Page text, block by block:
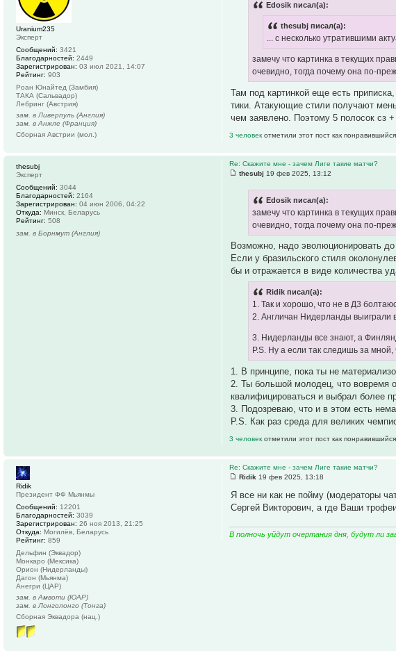
Edosik писал(а):
thesubj писал(а):
... с несколько утратившими
замечу что картинка в текущих
очевидно, тогда почему она по-
Там под картинкой еще есть
тики. Атакующие стили получают
чем заявлено. Поэтому 5 полосок сз +
3 человекотметили этот пост как понравившийся.
Uranium235
Эксперт
Сообщений: 3421
Благодарностей: 2449
Зарегистрирован: 03 июл 2021, 14:07
Рейтинг: 903
Роан Юнайтед (Замбия)
ТАКА (Сальвадор)
Лебринг (Австрия)
зам. в Ливерпуль (Англия)
зам. в Анжле (Франция)
Сборная Австрии (мол.)
Re: Скажите мне - зачем Лиге такие матчи?
thesubj 19 фев 2025, 13:12
Edosik писал(а):
замечу что картинка в текущих
очевидно, тогда почему она по-
Возможно, надо эволюционировать
Если у бразильского стиля
бы и отражается в виде количества
Ridik писал(а):
1. Так и хорошо, что не в Д3
2. Англичан Нидерланды выиграли
3. Нидерланды все знают, а
P.S. Ну а если так следишь за
1. В принципе, пока ты не
2. Ты большой молодец, что вовремя
квалифицироваться и выбрал более
3. Подозреваю, что и в этом есть
P.S. Как раз среда для великих
3 человекотметили этот пост как понравившийся.
thesubj
Эксперт
Сообщений: 3044
Благодарностей: 2164
Зарегистрирован: 04 июн 2006, 04:22
Откуда: Минск, Беларусь
Рейтинг: 508
зам. в Борнмут (Англия)
Re: Скажите мне - зачем Лиге такие матчи?
Ridik 19 фев 2025, 13:18
Я все ни как не пойму (модераторы
Сергей Викторович, а где Ваши
В полночь уйдут очертания дня, будут ли
Ridik
Президент ФФ Мьянмы
Сообщений: 12201
Благодарностей: 3039
Зарегистрирован: 26 ноя 2013, 21:25
Откуда: Могилёв, Беларусь
Рейтинг: 859
Дельфин (Эквадор)
Монкаро (Мексика)
Орион (Нидерланды)
Дагон (Мьянма)
Анегри (ЦАР)
зам. в Амвоти (ЮАР)
зам. в Лонголонго (Тонга)
Сборная Эквадора (нац.)